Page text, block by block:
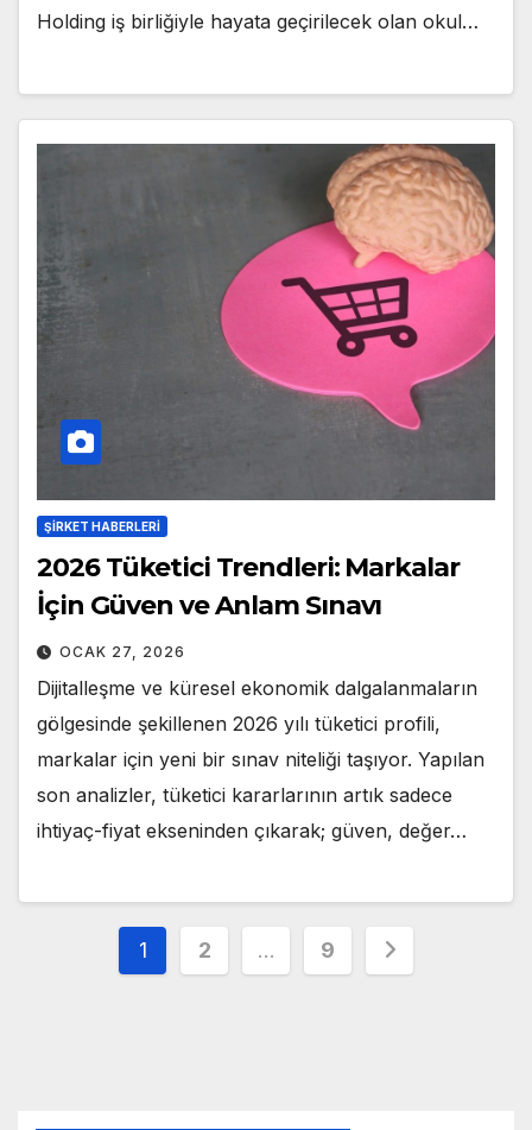
Holding iş birliğiyle hayata geçirilecek olan okul…
ŞIRKET HABERLERI
2026 Tüketici Trendleri: Markalar
İçin Güven ve Anlam Sınavı
OCAK 27, 2026
Dijitalleşme ve küresel ekonomik dalgalanmaların
gölgesinde şekillenen 2026 yılı tüketici profili,
markalar için yeni bir sınav niteliği taşıyor. Yapılan
son analizler, tüketici kararlarının artık sadece
ihtiyaç-fiyat ekseninden çıkarak; güven, değer…
Yazı
1 2 … 9